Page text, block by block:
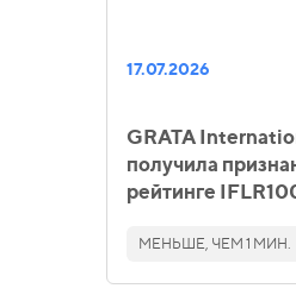
17.07.2026
GRATA
получила
рейтинге
МЕНЬШЕ, ЧЕМ 1 МИН.